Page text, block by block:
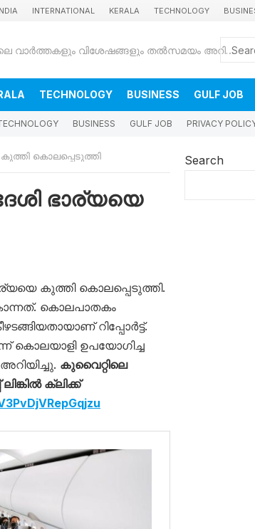
INTERNATIONAL KERALA TECHNOLOGY
കുവൈറ്റിലെ വാർത്തകളും വിശേഷങ്ങളും തൽസമയം അറിയാൻ
TECHNOLOGY BUSINESS GULF JOB
BUSINESS GULF JOB PRIVACY
കൊലപ്പെടുത്തി
ഭാര്യയെ
കുത്തി കൊലപ്പെടുത്തി.
കൊലപാതകം
റിപ്പോർട്ട്‌.
കൊലയാളി ഉപയോഗിച്ച
കുവൈറ്റിലെ
ക്ലിക്ക്
Search